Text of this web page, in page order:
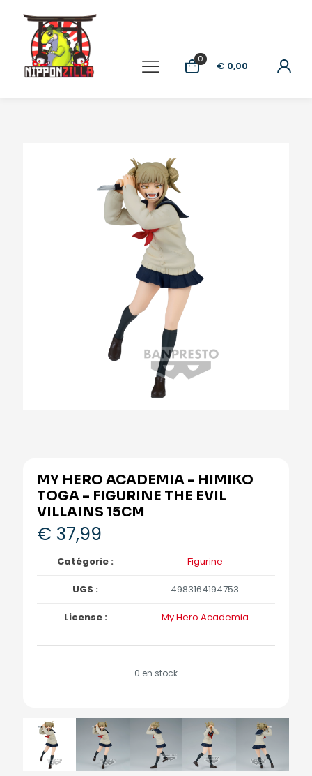
0
€ 0,00
MY HERO ACADEMIA – HIMIKO
TOGA – FIGURINE THE EVIL
VILLAINS 15CM
€ 37,99
Catégorie : Figurine
UGS : 4983164194753
License : My Hero Academia
0 en stock